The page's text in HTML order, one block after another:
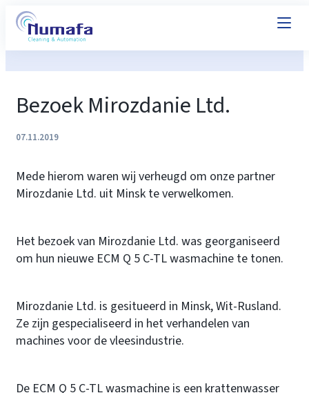
Bezoek Mirozdanie Ltd.
07.11.2019
Mede hierom waren wij verheugd om onze partner
Mirozdanie Ltd. uit Minsk te verwelkomen.
Het bezoek van Mirozdanie Ltd. was georganiseerd
om hun nieuwe ECM Q 5 C-TL wasmachine te tonen.
Mirozdanie Ltd. is gesitueerd in Minsk, Wit-Rusland.
Ze zijn gespecialiseerd in het verhandelen van
machines voor de vleesindustrie.
De ECM Q 5 C-TL wasmachine is een krattenwasser